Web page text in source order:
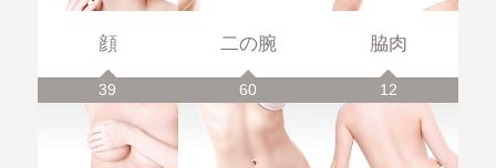
顔
39
二の腕
60
脇肉
12